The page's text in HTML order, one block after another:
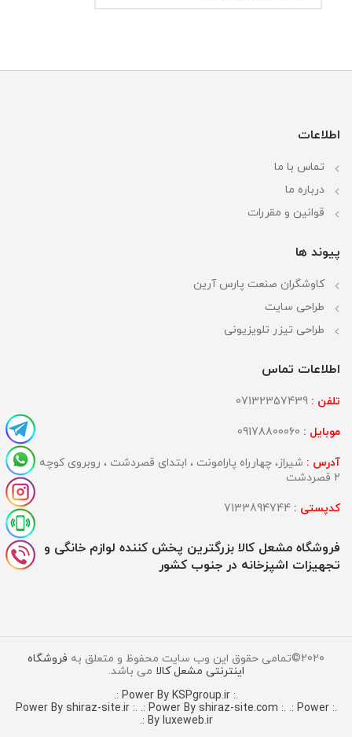
اطلاعات
تماس با ما
درباره ما
قوانین و مقررات
پیوند ها
کاوشگران صنعت پارس آرین
طراحی سایت
طراحی تیزر تلویزیونی
اطلاعات تماس
تلفن :
موبایل :
آدرس : شیراز، چهارراه پارامونت ، ابتدای قصردشت ، روبروی کوچه
2 قصردشت
کدپستی :
فروشگاه مشعل کالا بزرگترین پخش کننده لوازم خانگی و
تجهیزات اشپزخانه در جنوب کشور
2020©تمامی حقوق این وب سایت محفوظ و متعلق به
فروشگاه
اینترنتی مشعل کالا می باشد.
.: Power By KSPgroup.ir :.
.: Power By shiraz-site.ir :.
.: Power By shiraz-site.com :. .: Power
By luxeweb.ir :.